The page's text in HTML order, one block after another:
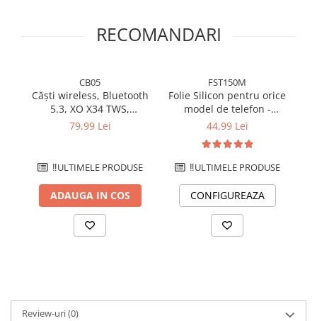
RECOMANDARI
CB05
Căști wireless, Bluetooth
5.3, XO X34 TWS,
Autonomie 6 ore - Verde
79,99 Lei
‼️ULTIMELE PRODUSE
ADAUGA IN COS
FST150M
Folie Silicon pentru orice
model de telefon -
Hydrogel transparent 150
44,99 Lei
‼️ULTIMELE PRODUSE
CONFIGUREAZA
Review-uri(0)